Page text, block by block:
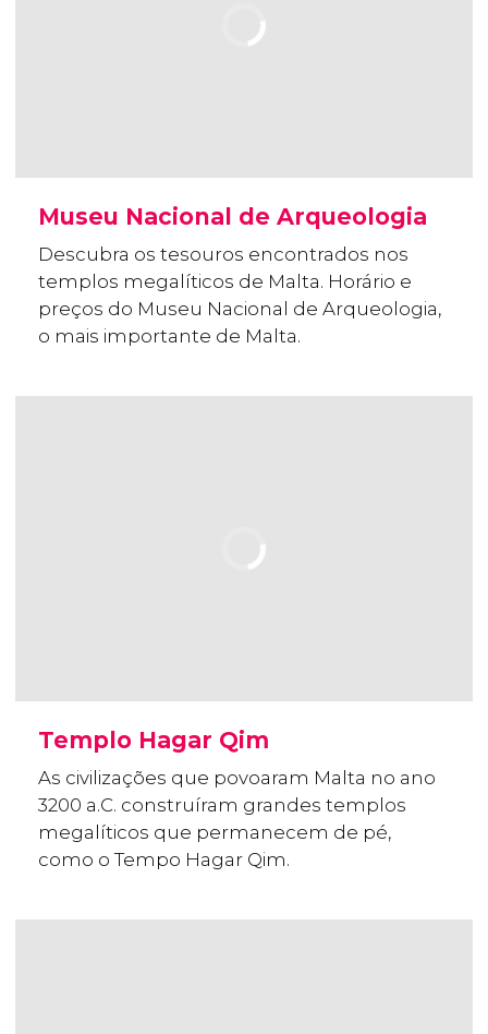
Museu Nacional de Arqueologia
Descubra os tesouros encontrados nos
templos megalíticos de Malta. Horário e
preços do Museu Nacional de Arqueologia,
o mais importante de Malta.
Templo Hagar Qim
As civilizações que povoaram Malta no ano
3200 a.C. construíram grandes templos
megalíticos que permanecem de pé,
como o Tempo Hagar Qim.